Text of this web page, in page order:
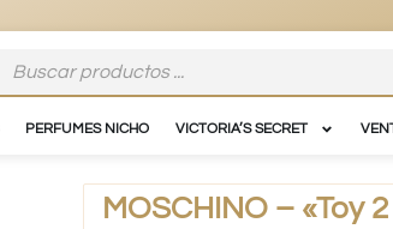
PERFUMES NICHO VICTORIA’S SECRET
MOSCHINO – «Toy